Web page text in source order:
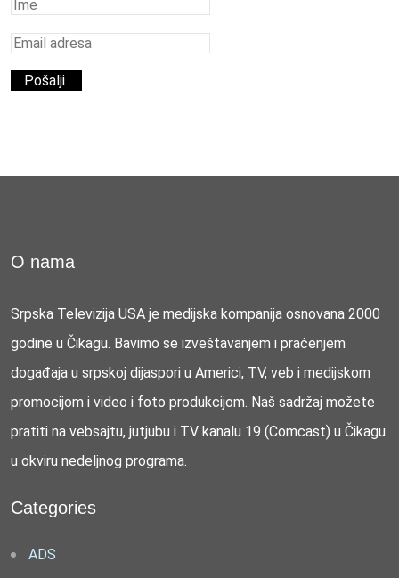
O nama
Srpska Televizija USA je medijska kompanija osnovana 2000
godine u Čikagu. Bavimo se izveštavanjem i praćenjem
događaja u srpskoj dijaspori u Americi, TV, veb i medijskom
promocijom i video i foto produkcijom. Naš sadržaj možete
pratiti na vebsajtu, jutjubu i TV kanalu 19 (Comcast) u Čikagu
u okviru nedeljnog programa.
Categories
ADS